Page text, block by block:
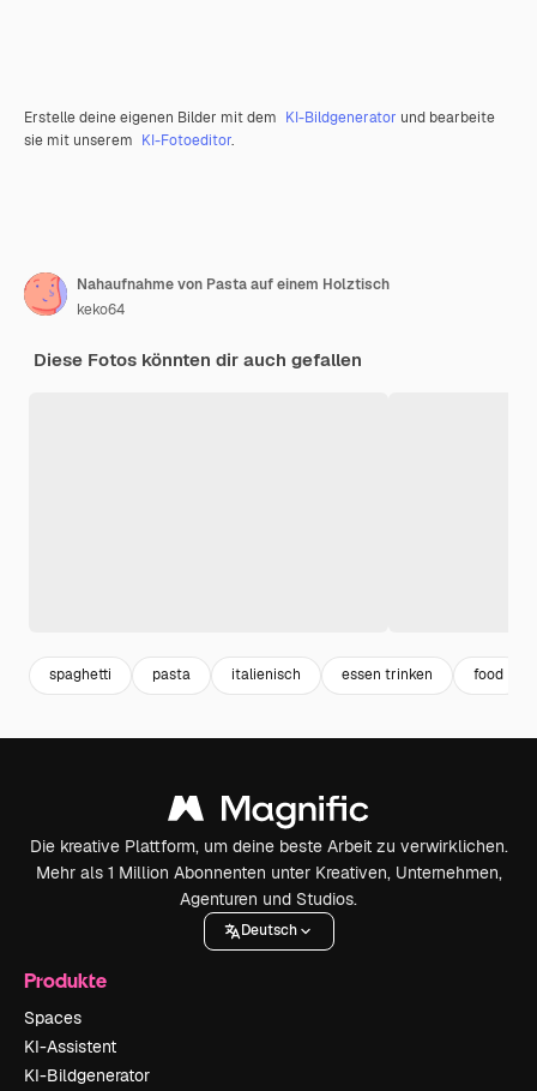
Erstelle deine eigenen Bilder mit dem KI-Bildgenerator und bearbeite
sie mit unserem KI-Fotoeditor.
Nahaufnahme von Pasta auf einem Holztisch
keko64
Diese Fotos könnten dir auch gefallen
spaghetti pasta italienisch essen trinken food
Die kreative Plattform, um deine beste Arbeit zu verwirklichen.
Mehr als 1 Million Abonnenten unter Kreativen, Unternehmen,
Agenturen und Studios.
Deutsch
Produkte
Spaces
KI-Assistent
KI-Bildgenerator